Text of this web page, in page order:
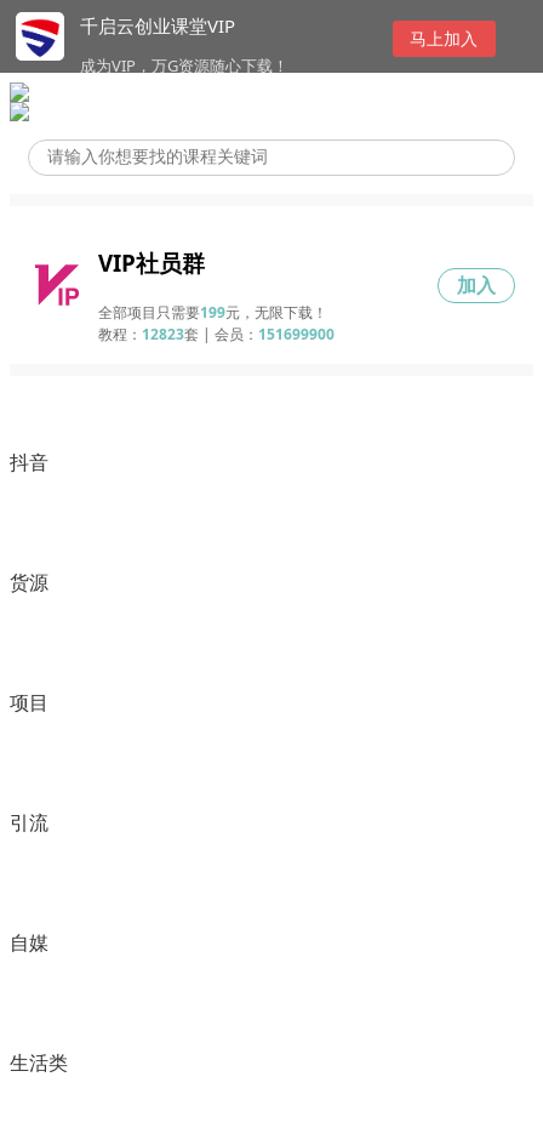
千启云创业课堂VIP
成为VIP，万G资源随心下载！
马上加入
VIP社员群
全部项目只需要199元，无限下载！
教程： 12823套 | 会员： 151699900
加入
抖音
货源
项目
引流
自媒
生活类